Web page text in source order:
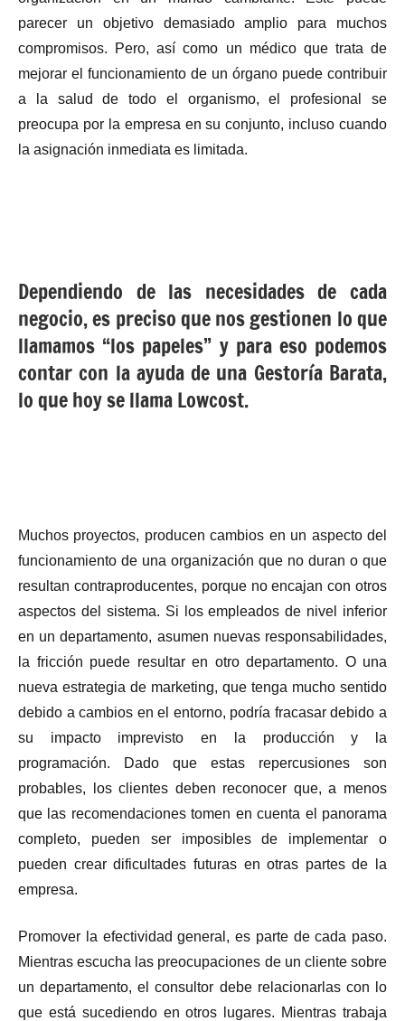
parecer un objetivo demasiado amplio para muchos
compromisos. Pero, así como un médico que trata de
mejorar el funcionamiento de un órgano puede contribuir
a la salud de todo el organismo, el profesional se
preocupa por la empresa en su conjunto, incluso cuando
la asignación inmediata es limitada.
Dependiendo de las necesidades de cada
negocio, es preciso que nos gestionen lo que
llamamos “los papeles” y para eso podemos
contar con la ayuda de una Gestoría Barata,
lo que hoy se llama Lowcost.
Muchos proyectos, producen cambios en un aspecto del
funcionamiento de una organización que no duran o que
resultan contraproducentes, porque no encajan con otros
aspectos del sistema. Si los empleados de nivel inferior
en un departamento, asumen nuevas responsabilidades,
la fricción puede resultar en otro departamento. O una
nueva estrategia de marketing, que tenga mucho sentido
debido a cambios en el entorno, podría fracasar debido a
su impacto imprevisto en la producción y la
programación. Dado que estas repercusiones son
probables, los clientes deben reconocer que, a menos
que las recomendaciones tomen en cuenta el panorama
completo, pueden ser imposibles de implementar o
pueden crear dificultades futuras en otras partes de la
empresa.
Promover la efectividad general, es parte de cada paso.
Mientras escucha las preocupaciones de un cliente sobre
un departamento, el consultor debe relacionarlas con lo
que está sucediendo en otros lugares. Mientras trabaja